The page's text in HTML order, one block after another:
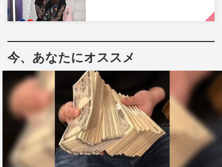
アンジュルム 佐々木莉佳子
今、あなたにオススメ